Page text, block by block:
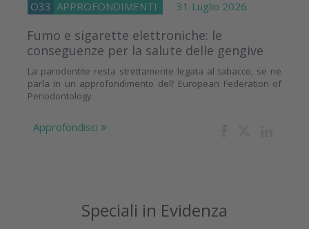
O33 APPROFONDIMENTI 31 Luglio 2026
Fumo e sigarette elettroniche: le
conseguenze per la salute delle gengive
La parodontite resta strettamente legata al tabacco, se ne
parla in un approfondimento dell’ European Federation of
Periodontology
Approfondisci
Speciali in Evidenza